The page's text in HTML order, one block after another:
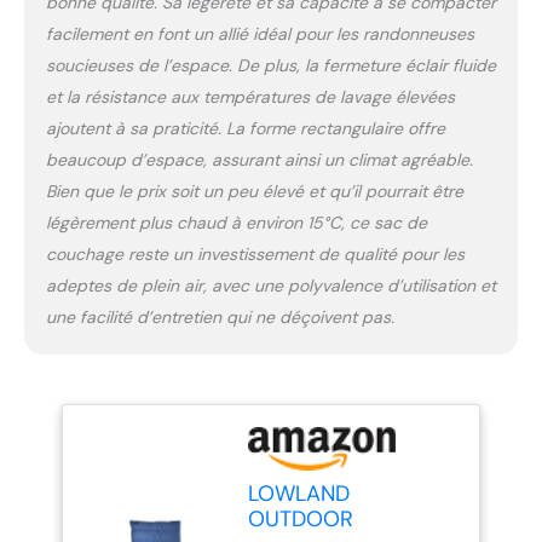
Pays-Bas : tous les sacs
de couchage Lowland
sont fabriqués aux Pays-
Bas afin que nous
puissions suivre
attentivement le
processus de production.
DOULET AVEC NOTICE
D'ORIGINE : duvet de
canard contrôlé par
l'élevage parental afin
d'exclure qu'il provienne
d'oiseaux alimentés de
facilement en font un allié idéal pour les randonneuses
soucieuses de l’espace. De plus, la fermeture éclair fluide
et la résistance aux températures de lavage élevées
ajoutent à sa praticité. La forme rectangulaire offre
beaucoup d’espace, assurant ainsi un climat agréable.
Bien que le prix soit un peu élevé et qu’il pourrait être
légèrement plus chaud à environ 15°C, ce sac de
couchage reste un investissement de qualité pour les
adeptes de plein air, avec une polyvalence d’utilisation et
une facilité d’entretien qui ne déçoivent pas.
LOWLAND
OUTDOOR